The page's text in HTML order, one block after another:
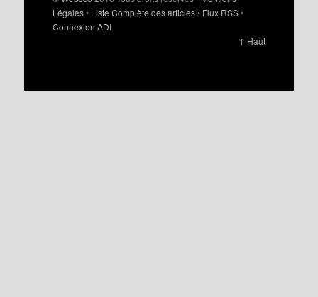
Légales• Liste Complète des articles• Flux RSS•
Connexion ADI
↑ Haut